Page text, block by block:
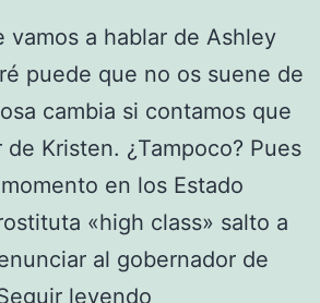
vamos a hablar de Ashley
puede que no os suene de
cambia si contamos que
de Kristen. ¿Tampoco? Pues
en los Estado
«high class» salto a
al gobernador de
leyendo